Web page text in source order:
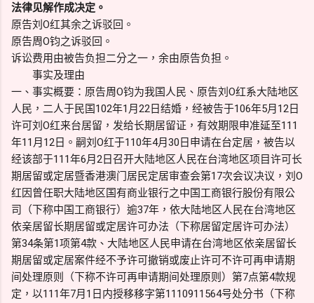
法律见解作成决定。
原告刘O红其余之诉驳回。
原告周O钧之诉驳回。
诉讼费用由被告负担二分之一，余由原告负担。
事实及理由
一、事实概要：原告周O钧为我国人民、原告刘O红系大陆地区
人民，二人于民国102年1月22日结婚，经被告于106年5月12日
许可刘O红来台居留，发给长期居留证，有效期限申准延至111
年11月12日。嗣刘O红于110年4月30日申请在台定居，被告以
经该部于111年6月2日召开大陆地区人民在台湾地区项目许可长
期居留或定居暨香港澳门居民定居审查会第17次会议决议，刘O
红因曾任职大陆地区国有商业银行之中国工商银行股份有限公
司（下称中国工商银行）逾37年，依大陆地区人民在台湾地区
依亲居留长期居留或定居许可办法（下称居留定居许可办法）
第34条第1项第4款、大陆地区人民申请在台湾地区依亲居留长
期居留或定居案件经不予许可撤销或废止许可不许可再申请期
间处理原则（下称不许可再申请期间处理原则）第7点第4款规
定，以111年7月1日内授移移字第1110911564号处分书（下称